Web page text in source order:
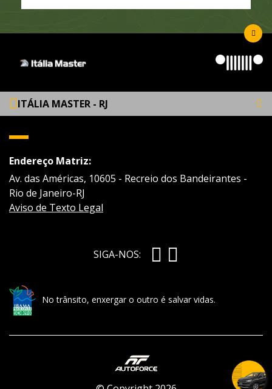
ITÁLIA MASTER - RJ
Endereço Matriz:
Av. das Américas, 10605 - Recreio dos Bandeirantes -
Rio de Janeiro-RJ
Aviso de Texto Legal
SIGA-NOS:
No trânsito, enxergar o outro é salvar vidas.